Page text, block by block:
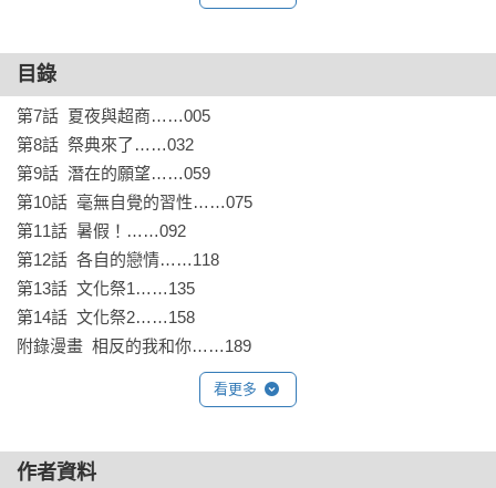
目錄
第7話  夏夜與超商……005
第8話  祭典來了……032
第9話  潛在的願望……059
第10話  毫無自覺的習性……075
第11話  暑假！……092
第12話  各自的戀情……118
第13話  文化祭1……135
第14話  文化祭2……158
附錄漫畫  相反的我和你……189
看更多
作者資料